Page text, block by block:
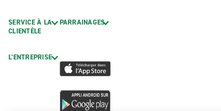
SERVICE À LA
CLIENTÈLE
L’ENTREPRISE
PARRAINAGES